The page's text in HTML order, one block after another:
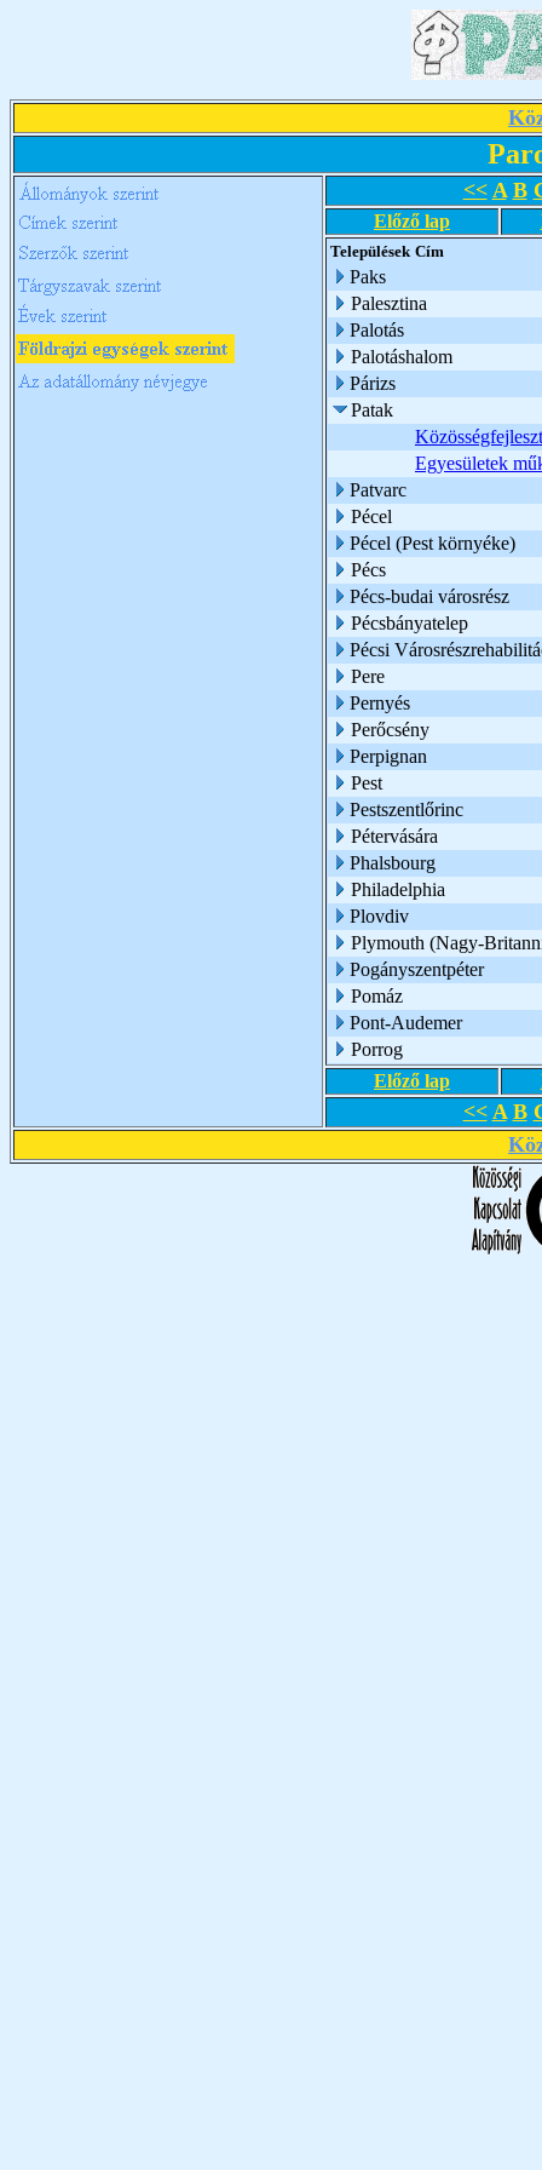
<< A B
Előző lap
Települések Cím
Paks
Palesztina
Palotás
Palotáshalom
Párizs
Patak
Egyesületek
Patvarc
Pécel
Pécel (Pest környéke)
Pécs
Pécs-budai városrész
Pécsbányatelep
Pécsi
Pere
Pernyés
Perőcsény
Perpignan
Pest
Pestszentlőrinc
Pétervására
Phalsbourg
Philadelphia
Plovdiv
Plymouth (Nagy-
Pogányszentpéter
Pomáz
Pont-Audemer
Porrog
Előző lap
<< A B